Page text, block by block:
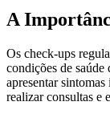
A
Os check-ups
condições de saúde
apresentar
realizar consultas e